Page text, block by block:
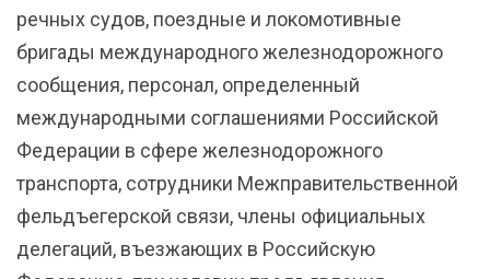
речных судов, поездные и локомотивные
бригады международного железнодорожного
сообщения, персонал, определенный
международными соглашениями Российской
Федерации в сфере железнодорожного
транспорта, сотрудники Межправительственной
фельдъегерской связи, члены официальных
делегаций, въезжающих в Российскую